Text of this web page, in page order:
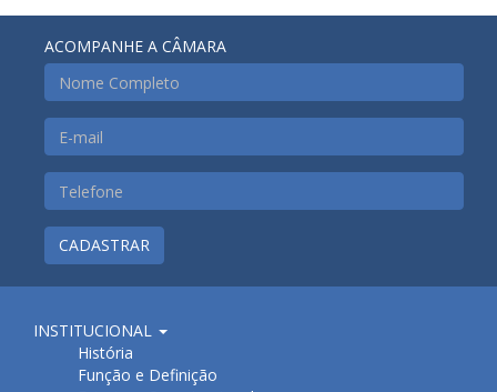
ACOMPANHE A CÂMARA
CADASTRAR
INSTITUCIONAL
História
Função e Definição